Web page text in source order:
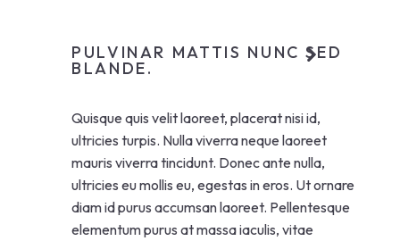
PULVINAR MATTIS NUNC SED
BLANDE.
Quisque quis velit laoreet, placerat nisi id,
ultricies turpis. Nulla viverra neque laoreet
mauris viverra tincidunt. Donec ante nulla,
ultricies eu mollis eu, egestas in eros. Ut ornare
diam id purus accumsan laoreet. Pellentesque
elementum purus at massa iaculis, vitae